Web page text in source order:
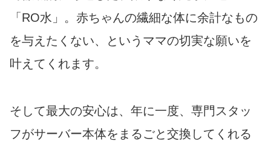
「RO水」。赤ちゃんの繊細な体に余計なもの
を与えたくない、というママの切実な願いを
叶えてくれます。
そして最大の安心は、年に一度、専門スタッ
フがサーバー本体をまるごと交換してくれる